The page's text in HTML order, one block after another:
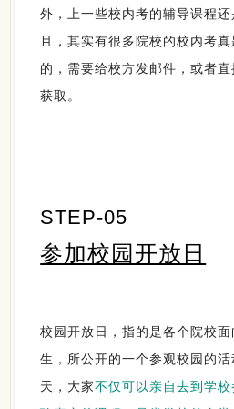
外，上一些校内考的辅导课程
且，其实有很多院校的校内考
的，需要给校方发邮件，或者
获取。
STEP-05
参加校园开放日
校园开放日，指的是各个院校
生，所公开的一个参观校园的
天，大家不仅可以亲自去到学